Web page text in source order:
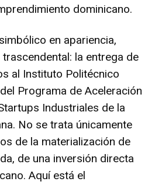
dominicano.
en apariencia,
la entrega de
al Instituto Politécnico
Programa de Aceleración
Industriales de la
No se trata únicamente
de la materialización de
de una inversión directa
Aquí está el